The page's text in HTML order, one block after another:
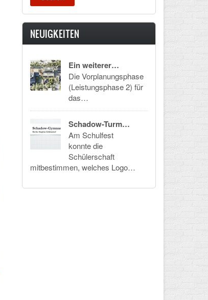
NEUIGKEITEN
Ein weiterer…
Die Vorplanungsphase
(Leistungsphase 2) für
das…
Schadow-Turm…
Am Schulfest
konnte die
Schülerschaft
mitbestimmen, welches Logo…